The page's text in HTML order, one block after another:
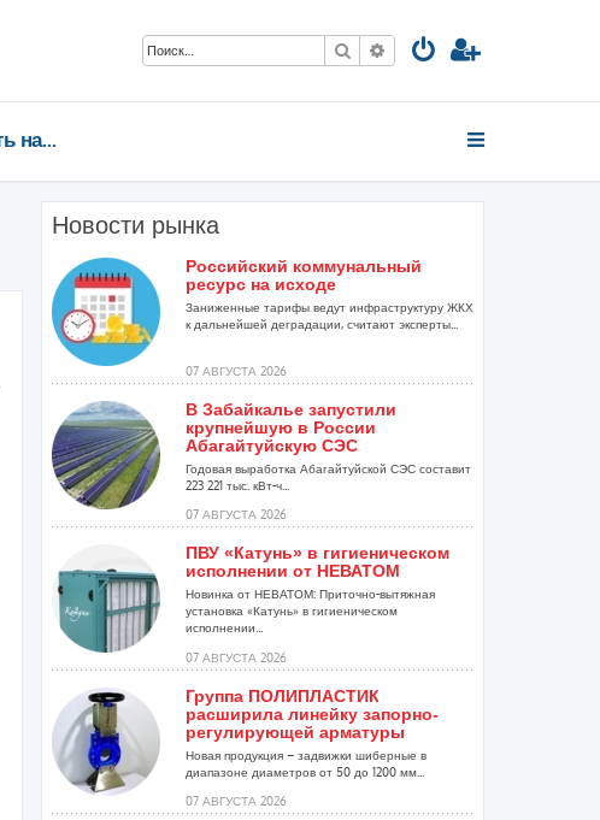
Поиск Расширенный поиск
Гордость нашего городка!
Новости рынка
Российский коммунальный
ресурс на исходе
Заниженные тарифы ведут инфраструктуру ЖКХ
к дальнейшей деградации, считают эксперты...
07 АВГУСТА 2026
В Забайкалье запустили
крупнейшую в России
Абагайтуйскую СЭС
Годовая выработка Абагайтуйской СЭС составит
223 221 тыс. кВт-ч...
07 АВГУСТА 2026
ПВУ «Катунь» в гигиеническом
исполнении от НЕВАТОМ
Новинка от НЕВАТОМ: Приточно-вытяжная
установка «Катунь» в гигиеническом
исполнении...
07 АВГУСТА 2026
Группа ПОЛИПЛАСТИК
расширила линейку запорно-
регулирующей арматуры
Новая продукция – задвижки шиберные в
диапазоне диаметров от 50 до 1200 мм...
07 АВГУСТА 2026